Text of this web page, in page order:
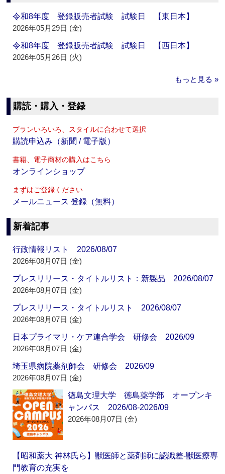
令和8年度 登録販売者試験 試験日 【東日本】
2026年05月29日 (金)
令和8年度 登録販売者試験 試験日 【西日本】
2026年05月26日 (火)
もっと見る »
購読・購入・登録
プランいろいろ、スタイルに合わせて選択
購読申込み（新聞 / 電子版）
書籍、電子商材の購入はこちら
オンラインショップ
まずはご登録ください
メールニュース 登録（無料）
新着記事
行政情報リスト 2026/08/07
2026年08月07日 (金)
プレスリリース・タイトルリスト：新製品 2026/08/07
2026年08月07日 (金)
プレスリリース・タイトルリスト 2026/08/07
2026年08月07日 (金)
日本プライマリ・ケア連合学会 研修会 2026/09
2026年08月07日 (金)
埼玉県病院薬剤師会 研修会 2026/09
2026年08月07日 (金)
徳島文理大学 徳島薬学部 オープンキ
ャンパス 2026/08-2026/09
2026年08月07日 (金)
【昭和薬大 神林氏ら】獣医師と薬剤師に認識差‐獣医療専
門教育の充実を